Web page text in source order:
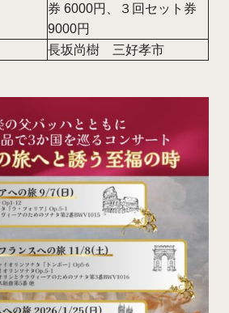
券 6000円、３回セット券
9000円
長坂尚樹 三好孝市